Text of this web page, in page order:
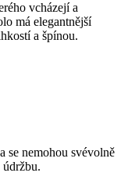
vcházejí a
má elegantnější
a špínou.
se nemohou svévolně
údržbu.